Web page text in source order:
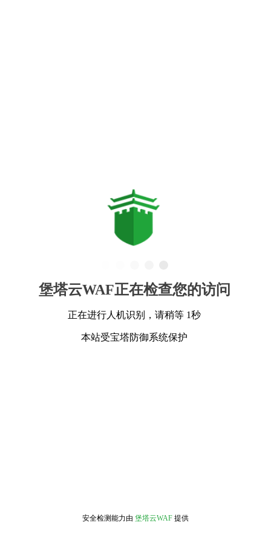
堡塔云WAF正在检查您的访问
正在进行人机识别，请稍等 1秒
本站受宝塔防御系统保护
安全检测能力由 堡塔云WAF 提供